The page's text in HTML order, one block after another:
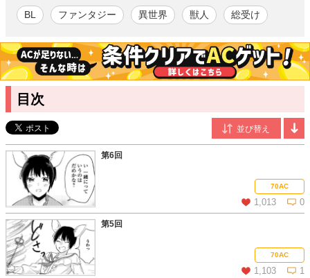
る爆イケなハイエナ・ピート。当主の仕事に追われるリュカだ
ったが、とある事件をきっかけに、ヴァンとピートから思いを
当主をめぐって愛の火花を散らしまくる！
加賀丘那/漫画
可愛らしく温かみのある絵柄が持ち味の新鋭作家。本作品にてア
ンダルシュレーベルデビュー。
柿家猫緒
/原作
アンダルシュノベルズ「モフモフ異世界のモブ当主になったら側
近騎士からの愛がすごい」全3巻刊行。現在もアルファポリスで
執筆活動中。
BL ファンタジー 異世界 獣人 総受け
目次
第6回
70AC
1,013 0
この話を読む コメントを見る
第5回
70AC
1,103 1